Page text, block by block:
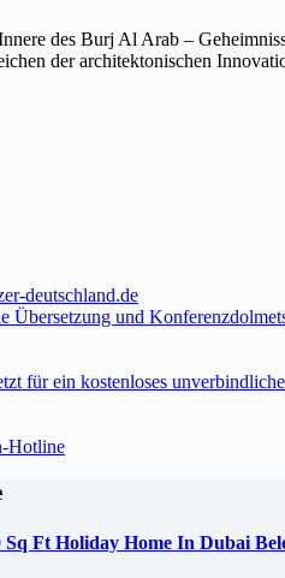
des Burj Al Arab –
der architektonischen
deutschland.de
Übersetzung und
für ein kostenloses
Hotline
Ft Holiday Home In Dubai